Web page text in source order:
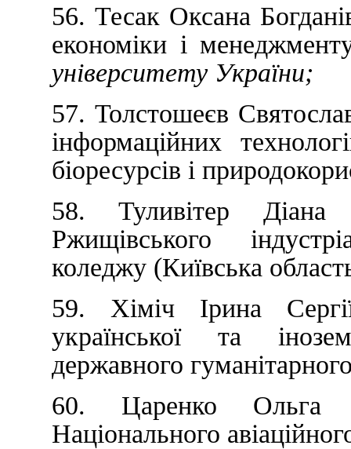
56. Тесак Оксана
економіки і
університету України;
57. Толстошеєв
інформаційних
біоресурсів і
58. Туливітер Діана
Ржищівського
коледжу (Київська
59. Хіміч Ірина
української та
державного
60. Царенко Ольга
Національного